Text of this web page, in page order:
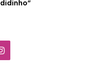
I